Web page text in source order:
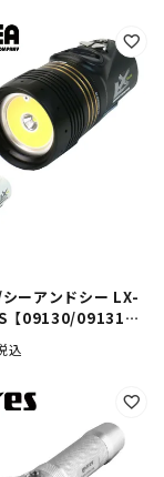
ター配光 フラッシ
イド スポット 兼用
影 高画質 静止画 動
セサリー 防水 軽量
イビング
ーアンドシー LX-
【09130/09131】
LED 高輝度 大
メン 4段階調光
ワイド スポット 兼用
画質 動画 静止画 機
ー 防水 小型 軽量
ダイビング
込